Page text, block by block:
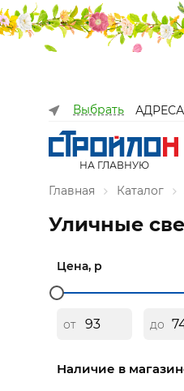
Выбрать
НА ГЛАВНУЮ
Главная Каталог
Уличные
Цена, р
от до
Наличие в